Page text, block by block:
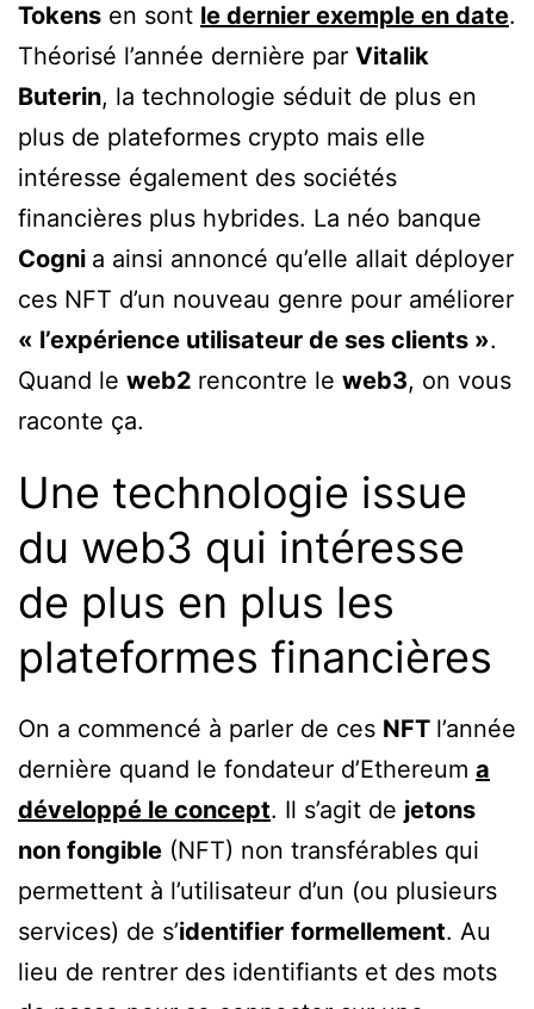
Tokens en sont le dernier exemple en date.
Théorisé l’année dernière par Vitalik
Buterin, la technologie séduit de plus en
plus de plateformes crypto mais elle
intéresse également des sociétés
financières plus hybrides. La néo banque
Cogni a ainsi annoncé qu’elle allait déployer
ces NFT d’un nouveau genre pour améliorer
« l’expérience utilisateur de ses clients ».
Quand le web2 rencontre le web3, on vous
raconte ça.
Une technologie issue
du web3 qui intéresse
de plus en plus les
plateformes financières
On a commencé à parler de ces NFT l’année
dernière quand le fondateur d’Ethereum a
développé le concept. Il s’agit de jetons
non fongible (NFT) non transférables qui
permettent à l’utilisateur d’un (ou plusieurs
services) de s’identifier formellement. Au
lieu de rentrer des identifiants et des mots